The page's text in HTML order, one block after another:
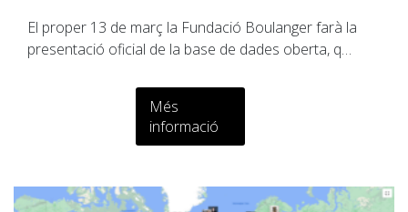
El proper 13 de març la Fundació Boulanger farà la
presentació oficial de la base de dades oberta, q…
Més
informació